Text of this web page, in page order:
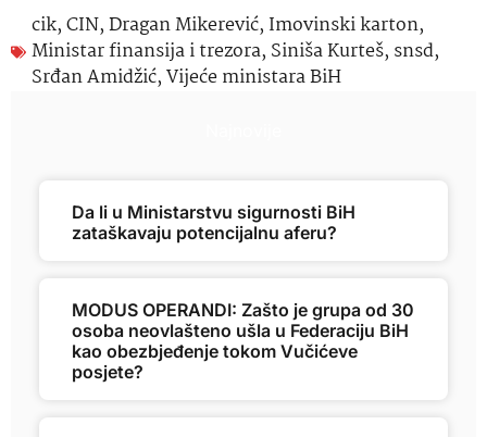
cik,CIN,Dragan Mikerević, Imovinski karton,
Ministar finansija i trezora, Siniša Kurteš, snsd,
Srđan Amidžić,Vijeće ministara BiH
Da li u Ministarstvu sigurnosti BiH
zataškavaju potencijalnu aferu?
MODUS OPERANDI: Zašto je grupa od 30
osoba neovlašteno ušla u Federaciju BiH
kao obezbjeđenje tokom Vučićeve
posjete?